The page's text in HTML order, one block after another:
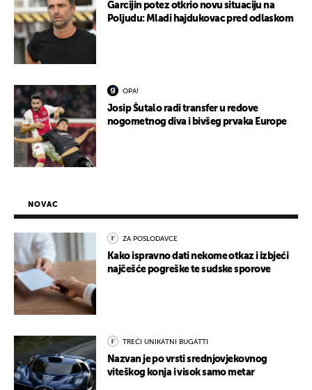
Garcijin potez otkrio novu situaciju na
Poljudu: Mladi hajdukovac pred odlaskom
OPA!
Josip Šutalo radi transfer u redove
nogometnog diva i bivšeg prvaka Europe
NOVAC
ZA POSLODAVCE
Kako ispravno dati nekome otkaz i izbjeći
najčešće pogreške te sudske sporove
TREĆI UNIKATNI BUGATTI
Nazvan je po vrsti srednjovjekovnog
viteškog konja i visok samo metar